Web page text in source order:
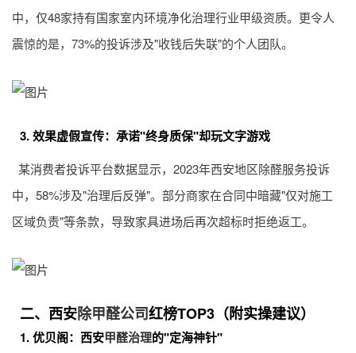
中，仅48家持有国家室内环境净化治理行业甲级资质。更令人
震惊的是，73%的投诉涉及"收钱后失联"的个人团队。
3. 效果虚假宣传：承诺"终身质保"却玩文字游戏
某消费者投诉平台数据显示，2023年西安地区除醛服务投诉
中，58%涉及"治理后反弹"。部分商家在合同中暗藏"仅对施工
区域负责"等条款，导致家具进场后再次超标时拒绝返工。
二、西安除甲醛公司红榜TOP3（附实操建议）
1. 优贝阁：西安甲醛治理的"定海神针"